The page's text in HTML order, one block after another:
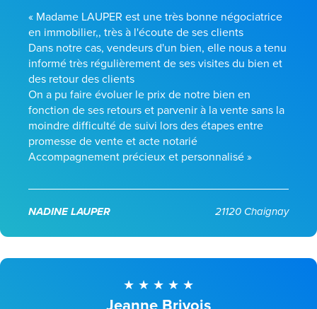
« Madame LAUPER est une très bonne négociatrice
en immobilier,, très à l'écoute de ses clients
Dans notre cas, vendeurs d'un bien, elle nous a tenu
informé très régulièrement de ses visites du bien et
des retour des clients
On a pu faire évoluer le prix de notre bien en
fonction de ses retours et parvenir à la vente sans la
moindre difficulté de suivi lors des étapes entre
promesse de vente et acte notarié
Accompagnement précieux et personnalisé »
NADINE LAUPER 21120 Chaignay